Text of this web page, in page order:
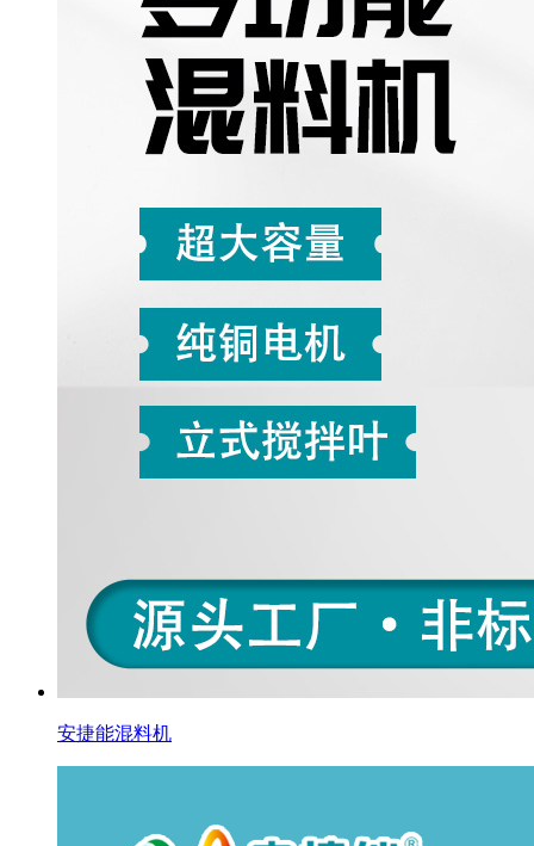
安捷能混料机